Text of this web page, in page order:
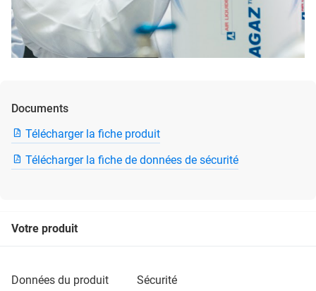
Documents
Télécharger la fiche produit
Télécharger la fiche de données de sécurité
Votre produit
données du produit sécurité